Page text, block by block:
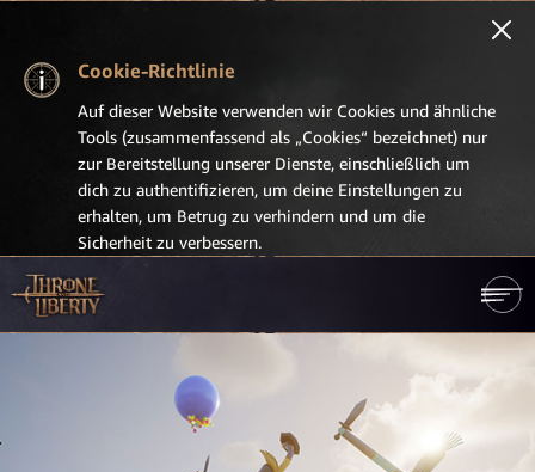
Cookie-Richtlinie
Auf dieser Website verwenden wir Cookies und ähnliche
Tools (zusammenfassend als „Cookies“ bezeichnet) nur
zur Bereitstellung unserer Dienste, einschließlich um
dich zu authentifizieren, um deine Einstellungen zu
erhalten, um Betrug zu verhindern und um die
Sicherheit zu verbessern.